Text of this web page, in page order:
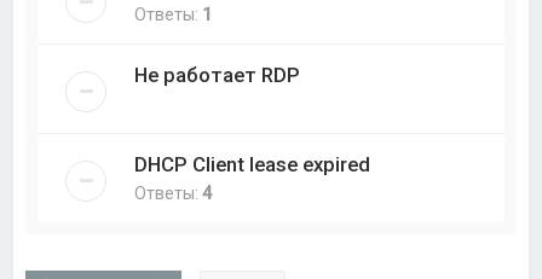
Ответы: 1
Не работает RDP
DHCP Client lease expired
Ответы:4